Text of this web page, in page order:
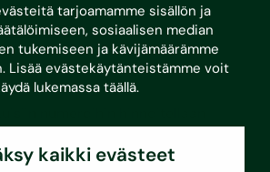
tarjoamamme sisällön ja
sosiaalisen median
tukemiseen ja kävijämäärämme
Lisää evästekäytänteistämme voit
lukemassa täällä.
kaikki evästeet
mukaan.